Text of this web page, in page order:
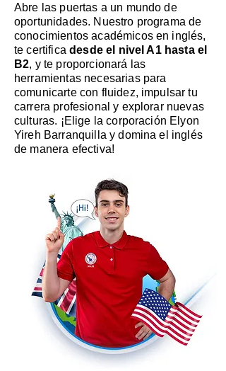
Abre las puertas a un mundo de
oportunidades. Nuestro programa de
conocimientos académicos en inglés,
te certificadesde el nivel A1 hasta el
B2, y te proporcionará las
herramientas necesarias para
comunicarte con fluidez, impulsar tu
carrera profesional y explorar nuevas
culturas. ¡Elige la corporación Elyon
Yireh Barranquilla y domina el inglés
de manera efectiva!